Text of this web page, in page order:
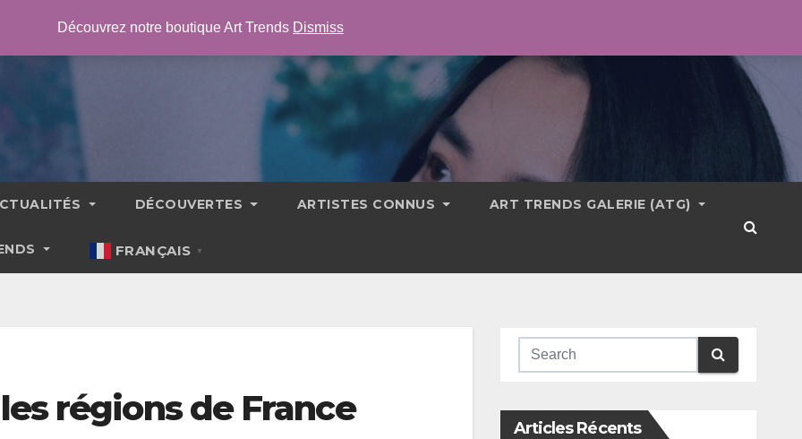
DÉCOUVERTES ARTISTES CONNUS ART TRENDS GALERIE (ATG)
FRANÇAIS ▼
régions de France Articles Récents
Découvrez notre boutique Art Trends Dismiss